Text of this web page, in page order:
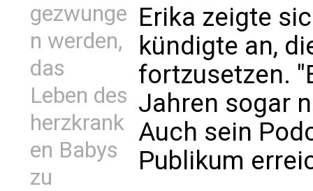
gezwunge
n werden,
das
Leben des
herzkrank
en Babys
zu
Erika zeigte
kündigte an,
fortzusetzen.
Jahren sogar
Auch sein
Publikum